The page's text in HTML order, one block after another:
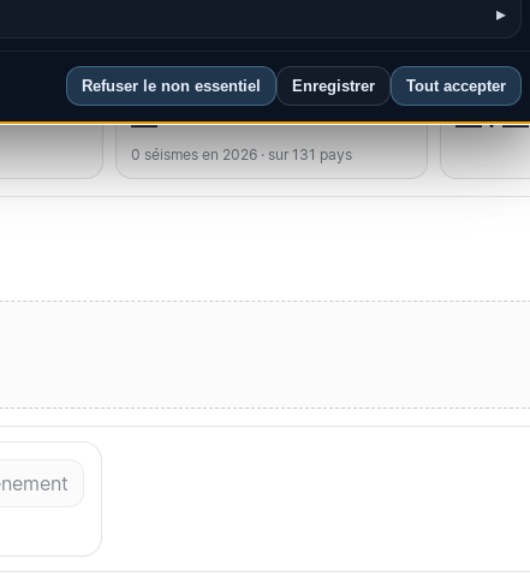
▸
Refuser le non essentiel Enregistrer Tout accepter
Classement du pays
—
0 séismes en 2026 · sur 131 pays
Moyennes
— · —